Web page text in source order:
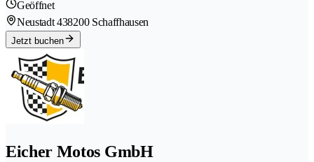
Geöffnet
Neustadt 438200 Schaffhausen
Jetzt buchen
Eicher Motos GmbH